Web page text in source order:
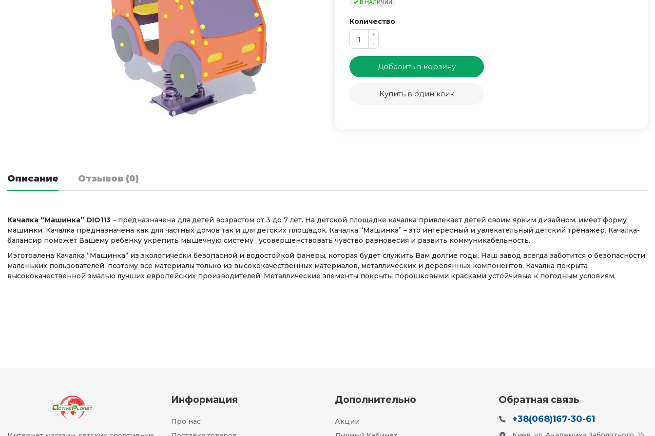
В НАЛИЧИИ
Количество
+
-
Добавить в корзину
Купить в один клик
Описание Отзывов (0)
Качалка “Машинка” DIO113 – предназначена для детей возрастом от 3 до 7 лет. На детской площадке качалка привлекает детей своим ярким дизайном, имеет форму
машинки. Качалка предназначена как для частных домов так и для детских площадок. Качалка “Машинка” – это интересный и увлекательный детский тренажер. Качалка-
балансир поможет Вашему ребенку укрепить мышечную систему , усовершенствовать чувство равновесия и развить коммуникабельность.
Изготовлена Качалка “Машинка” из экологически безопасной и водостойкой фанеры, которая будет служить Вам долгие годы. Наш завод всегда заботится о безопасности
маленьких пользователей, поэтому все материалы только из высококачественных материалов, металлических и деревянных компонентов. Качалка покрыта
высококачественной эмалью лучших европейских производителей. Металлические элементы покрыты порошковыми красками устойчивые к погодным условиям.
Информация
Про нас
Дополнительно
Акции
Обратная связь
+38(068)167-30-61